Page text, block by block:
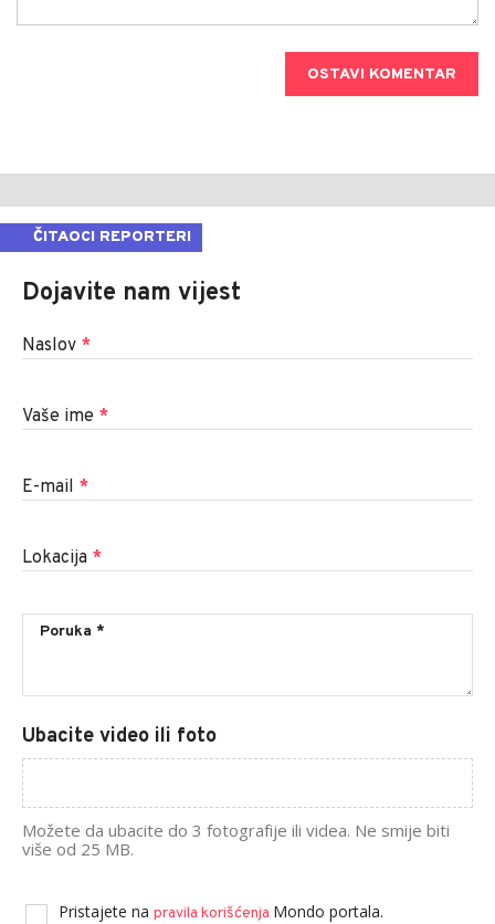
OSTAVI KOMENTAR
ČITAOCI REPORTERI
Dojavite nam vijest
Naslov *
Vaše ime *
E-mail *
Lokacija *
Ubacite video ili foto
Možete da ubacite do 3 fotografije ili videa. Ne smije biti
više od 25 MB.
Pristajete na pravila korišćenja Mondo portala.